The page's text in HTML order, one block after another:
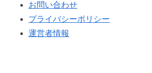
お問い合わせ
プライバシーポリシー
運営者情報